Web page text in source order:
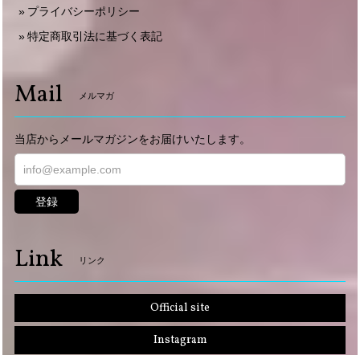
プライバシーポリシー
特定商取引法に基づく表記
Mail メルマガ
当店からメールマガジンをお届けいたします。
登録
Link リンク
Official site
Instagram